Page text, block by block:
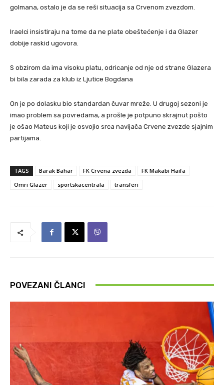
golmana, ostalo je da se reši situacija sa Crvenom zvezdom.
Iraelci insistiraju na tome da ne plate obeštećenje i da Glazer
dobije raskid ugovora.
S obzirom da ima visoku platu, odricanje od nje od strane Glazera
bi bila zarada za klub iz Ljutice Bogdana
On je po dolasku bio standardan čuvar mreže. U drugoj sezoni je
imao problem sa povredama, a prošle je potpuno skrajnut pošto
je ošao Mateus koji je osvojio srca navijača Crvene zvezde sjajnim
partijama.
TAGS Barak Bahar FK Crvena zvezda
FK Makabi Haifa
Omri Glazer
sportskacentrala transferi
POVEZANI ČLANCI